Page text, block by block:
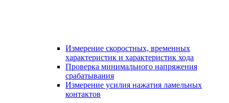
Измерение скоростных, временных
характеристик и характеристик хода
Проверка минимального напряжения
срабатывания
Измерение усилия нажатия ламельных
контактов